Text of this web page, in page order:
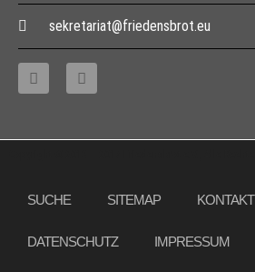
sekretariat@friedensbrot.eu
SUCHE SITEMAP KONTAKT
DATENSCHUTZ IMPRESSUM